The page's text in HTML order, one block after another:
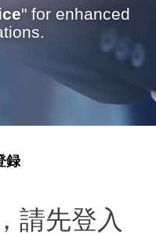
" for enhanced
録
請先登入